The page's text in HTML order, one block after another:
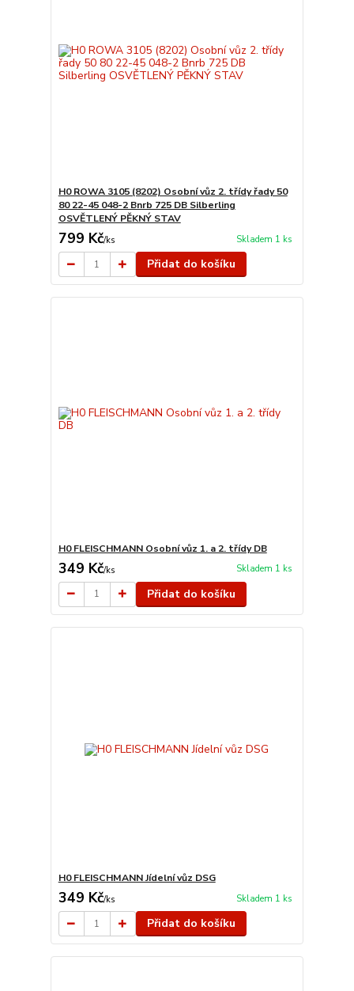
H0 ROWA 3105 (8202) Osobní vůz 2. třídy řady 50
80 22-45 048-2 Bnrb 725 DB Silberling
OSVĚTLENÝ PĚKNÝ STAV
799 Kč/ks Skladem 1 ks
Přidat do košíku
H0 FLEISCHMANN Osobní vůz 1. a 2. třídy DB
349 Kč/ks Skladem 1 ks
Přidat do košíku
H0 FLEISCHMANN Jídelní vůz DSG
349 Kč/ks Skladem 1 ks
Přidat do košíku